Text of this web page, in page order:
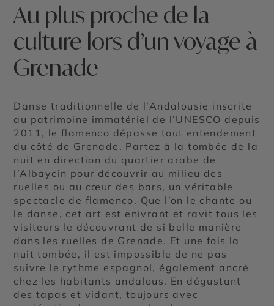
Au plus proche de la
culture lors d’un voyage à
Grenade
Danse traditionnelle de l’Andalousie inscrite
au patrimoine immatériel de l’UNESCO depuis
2011, le flamenco dépasse tout entendement
du côté de Grenade. Partez à la tombée de la
nuit en direction du quartier arabe de
l’Albaycin pour découvrir au milieu des
ruelles ou au cœur des bars, un véritable
spectacle de flamenco. Que l’on le chante ou
le danse, cet art est enivrant et ravit tous les
visiteurs le découvrant de si belle manière
dans les ruelles de Grenade. Et une fois la
nuit tombée, il est impossible de ne pas
suivre le rythme espagnol, également ancré
chez les habitants andalous. En dégustant
des tapas et vidant, toujours avec